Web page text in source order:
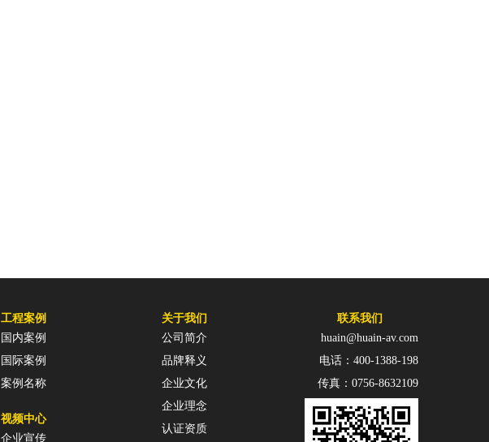
工程案例
国内案例
国际案例
案例名称
视频中心
企业宣传
关于我们
公司简介
品牌释义
企业文化
企业理念
认证资质
联系我们
huain@huain-av.com
电话：400-1388-198
传真：0756-8632109